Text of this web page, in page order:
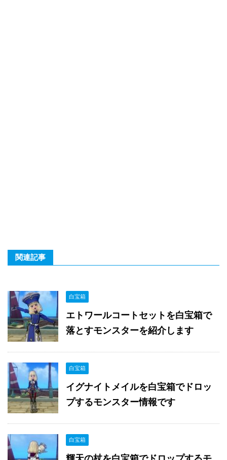
関連記事
白宝箱
エトワールコートセットを白宝箱で
落とすモンスターを紹介します
白宝箱
イグナイトメイルを白宝箱でドロッ
プするモンスター情報です
白宝箱